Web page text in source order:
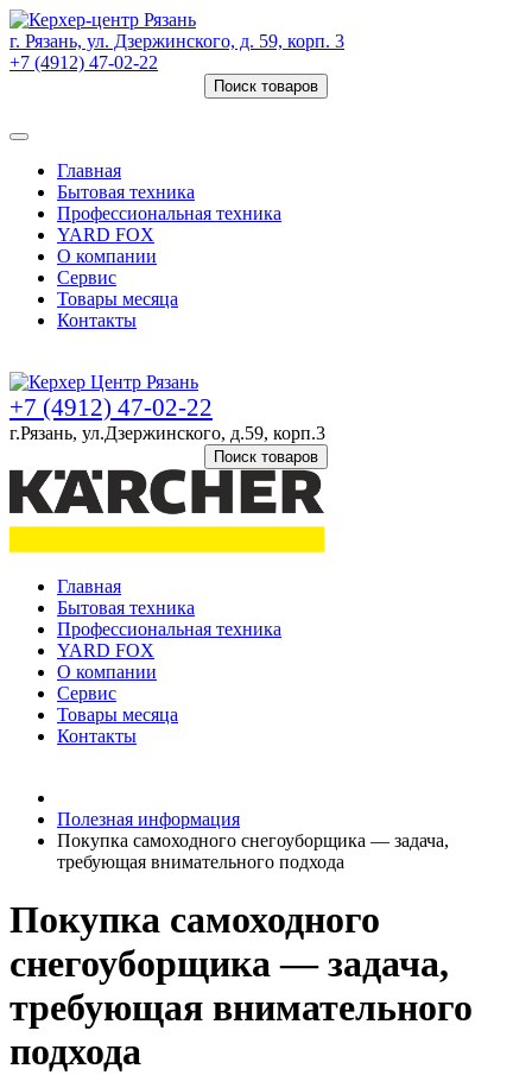
г. Рязань, ул. Дзержинского, д. 59, корп. 3
+7 (4912) 47-02-22
Поиск товаров
Главная
Бытовая техника
Профессиональная техника
YARD FOX
О компании
Сервис
Товары месяца
Контакты
+7 (4912) 47-02-22
г.Рязань, ул.Дзержинского, д.59, корп.3
Поиск товаров
Главная
Бытовая техника
Профессиональная техника
YARD FOX
О компании
Сервис
Товары месяца
Контакты
Полезная информация
Покупка самоходного снегоуборщика — задача,
требующая внимательного подхода
Покупка самоходного
снегоуборщика — задача,
требующая внимательного
подхода